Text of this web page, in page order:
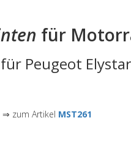
für
für Peugeot
⇒ zum Artikel MST261